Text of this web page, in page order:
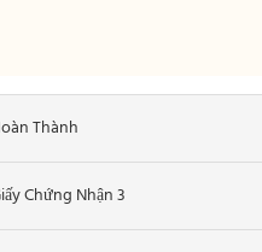
Thành
Chứng Nhận 3